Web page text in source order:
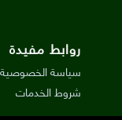
روابط مفيدة
سياسة الخصوصية
شروط الخدمات